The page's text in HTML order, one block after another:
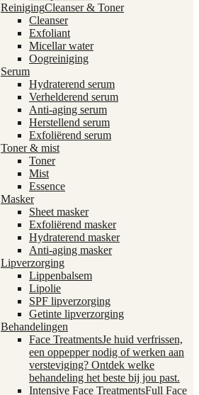
ReinigingCleanser & Toner
Cleanser
Exfoliant
Micellar water
Oogreiniging
Serum
Hydraterend serum
Verhelderend serum
Anti-aging serum
Herstellend serum
Exfoliërend serum
Toner & mist
Toner
Mist
Essence
Masker
Sheet masker
Exfoliërend masker
Hydraterend masker
Anti-aging masker
Lipverzorging
Lippenbalsem
Lipolie
SPF lipverzorging
Getinte lipverzorging
Behandelingen
Face TreatmentsJe huid verfrissen,
een oppepper nodig of werken aan
versteviging? Ontdek welke
behandeling het beste bij jou past.
Intensive Face TreatmentsFull Face